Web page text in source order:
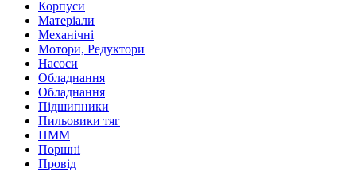
Корпуси
Матеріали
Механічні
Мотори, Редуктори
Насоси
Обладнання
Обладнання
Підшипники
Пильовики тяг
ПММ
Поршні
Провід